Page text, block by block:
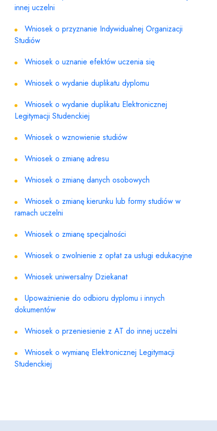
innej uczelni
Wniosek o przyznanie Indywidualnej Organizacji
Studiów
Wniosek o uznanie efektów uczenia się
Wniosek o wydanie duplikatu dyplomu
Wniosek o wydanie duplikatu Elektronicznej
Legitymacji Studenckiej
Wniosek o wznowienie studiów
Wniosek o zmianę adresu
Wniosek o zmianę danych osobowych
Wniosek o zmianę kierunku lub formy studiów w
ramach uczelni
Wniosek o zmianę specjalności
Wniosek o zwolnienie z opłat za usługi edukacyjne
Wniosek uniwersalny Dziekanat
Upoważnienie do odbioru dyplomu i innych
dokumentów
Wniosek o przeniesienie z AT do innej uczelni
Wniosek o wymianę Elektronicznej Legitymacji
Studenckiej